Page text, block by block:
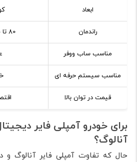
ابعاد
راندمان 80 تا 95 درصد
مناسب ساب ووفر
مناسب سیستم حرفه ای
قیمت در توان بالا
برای خودرو آمپلی فایر
آنالوگ؟
حال که تفاوت آمپلی فایر آنالوگ و